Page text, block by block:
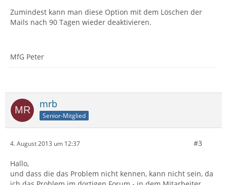
Zumindest kann man diese Option mit dem Löschen der
Mails nach 90 Tagen wieder deaktivieren.
MfG Peter
mrb
Senior-Mitglied
4. August 2013 um 12:37 #3
Hallo,
und dass die das Problem nicht kennen, kann nicht sein, da